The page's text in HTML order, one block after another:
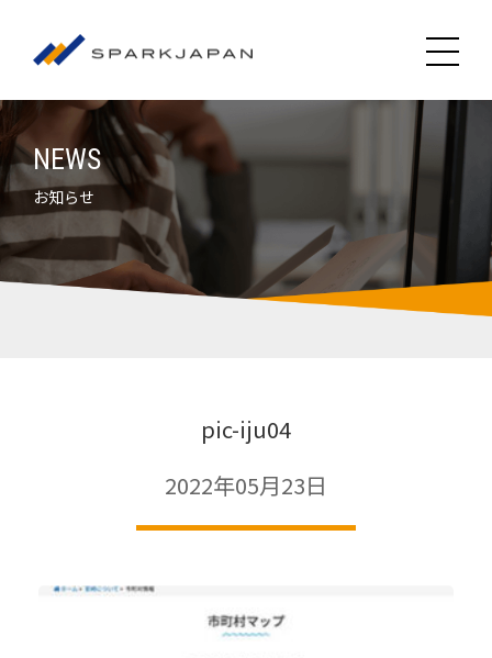
NEWS
お知らせ
pic-iju04
2022年05月23日